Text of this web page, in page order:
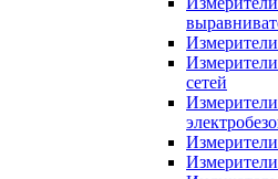
сетей